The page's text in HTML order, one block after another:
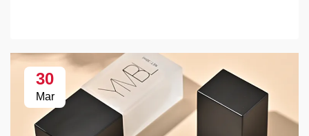
30
Mar